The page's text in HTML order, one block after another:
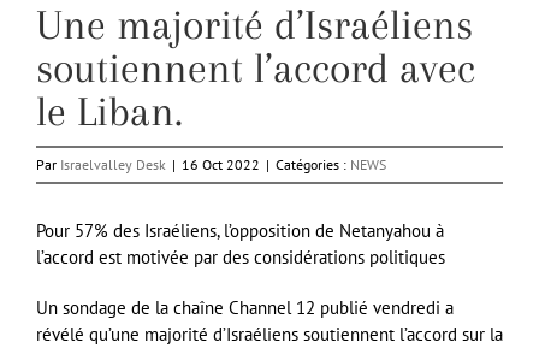
Une majorité d’Israéliens
soutiennent l’accord avec
le Liban.
Par Israelvalley Desk | 16 Oct 2022 | Catégories : NEWS
Pour 57% des Israéliens, l’opposition de Netanyahou à
l’accord est motivée par des considérations politiques
Un sondage de la chaîne Channel 12 publié vendredi a
révélé qu’une majorité d’Israéliens soutiennent l’accord sur la